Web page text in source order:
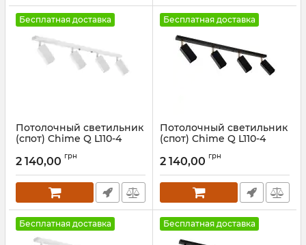
Бесплатная доставка
Потолочный светильник
(спот) Chime Q L110-4
Артикул:1052112
2 140,00 грн
Бесплатная доставка
Потолочный светильник
(спот) Chime Q L110-4
Артикул:1052111
2 140,00 грн
Бесплатная доставка Бесплатная доставка